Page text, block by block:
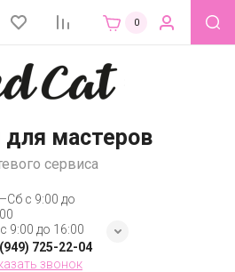
0
мастеров
сервиса
с 9:00 до
9:00 до 16:00
725-22-04
звонок